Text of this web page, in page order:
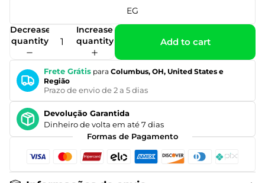
EG
Decrease
quantity
Increase
quantity
Add to cart
Frete Grátis para Columbus, OH, United States e
Região
Prazo de envio de 2 a 5 dias
Devolução Garantida
Dinheiro de volta em até 7 dias
Formas de Pagamento